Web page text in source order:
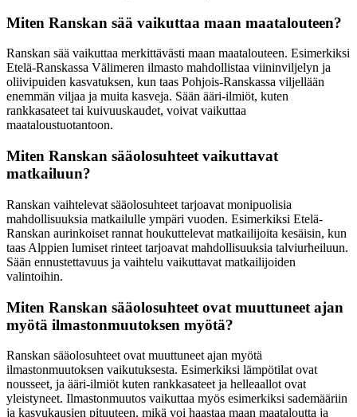
Miten Ranskan sää vaikuttaa maan maatalouteen?
Ranskan sää vaikuttaa merkittävästi maan maatalouteen. Esimerkiksi
Etelä-Ranskassa Välimeren ilmasto mahdollistaa viininviljelyn ja
oliivipuiden kasvatuksen, kun taas Pohjois-Ranskassa viljellään
enemmän viljaa ja muita kasveja. Sään ääri-ilmiöt, kuten
rankkasateet tai kuivuuskaudet, voivat vaikuttaa
maataloustuotantoon.
Miten Ranskan sääolosuhteet vaikuttavat
matkailuun?
Ranskan vaihtelevat sääolosuhteet tarjoavat monipuolisia
mahdollisuuksia matkailulle ympäri vuoden. Esimerkiksi Etelä-
Ranskan aurinkoiset rannat houkuttelevat matkailijoita kesäisin, kun
taas Alppien lumiset rinteet tarjoavat mahdollisuuksia talviurheiluun.
Sään ennustettavuus ja vaihtelu vaikuttavat matkailijoiden
valintoihin.
Miten Ranskan sääolosuhteet ovat muuttuneet ajan
myötä ilmastonmuutoksen myötä?
Ranskan sääolosuhteet ovat muuttuneet ajan myötä
ilmastonmuutoksen vaikutuksesta. Esimerkiksi lämpötilat ovat
nousseet, ja ääri-ilmiöt kuten rankkasateet ja helleaallot ovat
yleistyneet. Ilmastonmuutos vaikuttaa myös esimerkiksi sademääriin
ja kasvukausien pituuteen, mikä voi haastaa maan maataloutta ja